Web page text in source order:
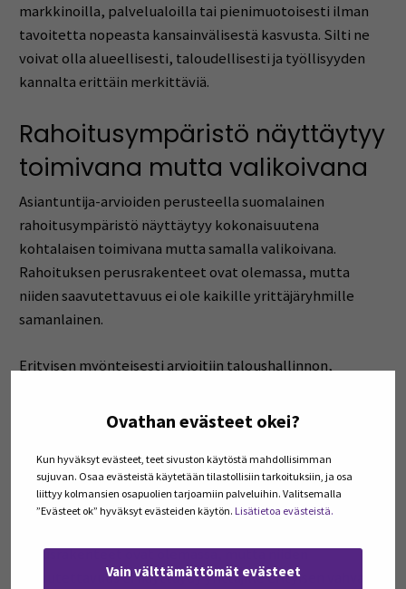
Ovathan evästeet okei?
Kun hyväksyt evästeet, teet sivuston käytöstä mahdollisimman
sujuvan. Osaa evästeistä käytetään tilastollisiin tarkoituksiin, ja osa
liittyy kolmansien osapuolien tarjoamiin palveluihin. Valitsemalla
”Evästeet ok” hyväksyt evästeiden käytön. Lisätietoa evästeistä.
Vain välttämättömät evästeet
markkinoilla, palvelualoilla tai pienimuotoisesti ilman
tavoitetta nopeasta kansainvälisestä kasvusta. Silti ne
voivat olla alueellisesti, taloudellisesti ja työllisyyden
kannalta erittäin merkittäviä.
Rahoitusympäristö näyttäytyy
toimivana mutta valikoivana
Asiantuntija-arvioiden perusteella suomalainen
rahoitusympäristö näyttäytyy kokonaisuutena
kohtalaisen toimivana mutta samalla valikoivana.
Rahoituksen perusrakenteet ovat olemassa, mutta
niiden saavutettavuus ei ole kaikille yrittäjäryhmille
samanlainen.
Erityisen myönteisesti arvioitiin taloushallinnon,
saatavuus kohtuullisilla kustannuksilla, joka sai
sai vain kohtalaisen arvion (5,6), samoin
velkarahoituksen sekä kasvuvaiheen
sijoittajarahoituksen saavutettavuus (molemmat 5,5).
perusrakenteet ovat olemassa, mutta niiden
saavutettavuus ei näyttäydy yrittäjille erityisen vahvana